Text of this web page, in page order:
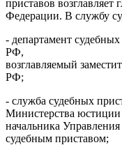
приставов
Федерации. В службу
- департамент
РФ,
возглавляемый
РФ;
- служба судебных
Министерства юстиции
начальника
судебным приставом;